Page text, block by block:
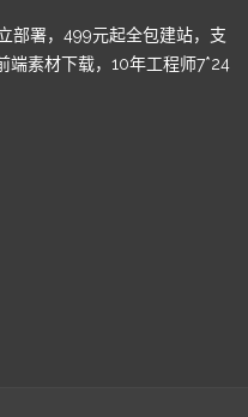
部署，499元起全包建站，支
端素材下载，10年工程师7*24